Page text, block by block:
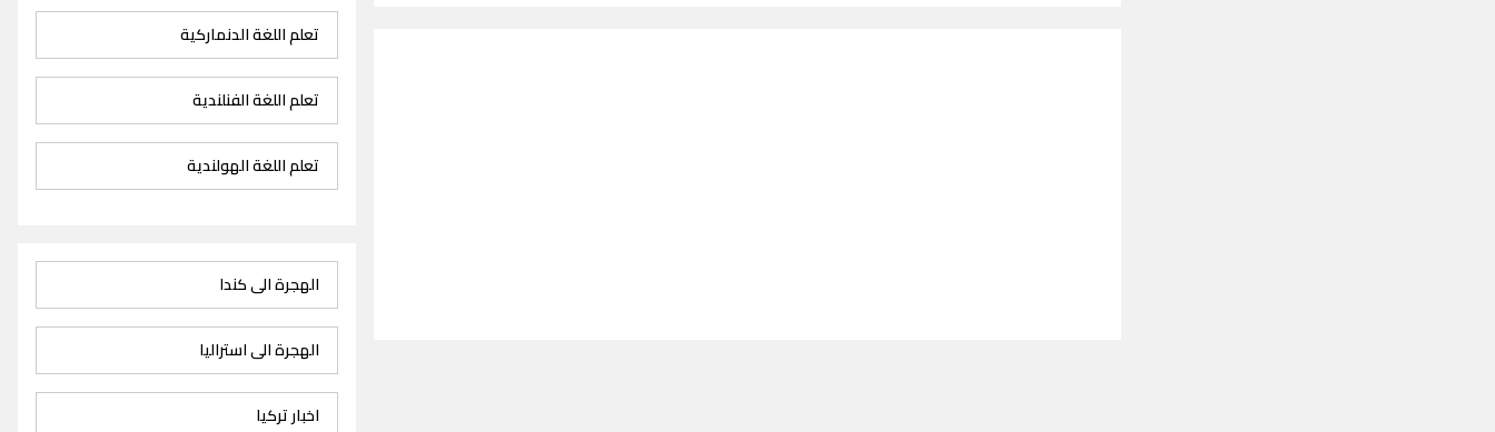
تعلم اللغة الدنماركية
تعلم اللغة الفنلندية
تعلم اللغة الهولندية
الهجرة الى كندا
الهجرة الى استراليا
اخبار تركيا